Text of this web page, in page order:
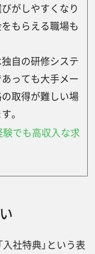
がしやすくなり
もらえる職場も
自の研修システ
っても大手メー
取得が難しい場
。
でも高収入な求
社特典」という表